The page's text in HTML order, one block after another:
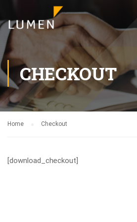
CHECKOUT
Home Checkout
[download_checkout]